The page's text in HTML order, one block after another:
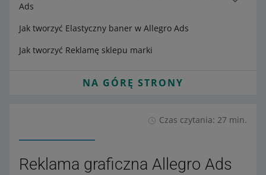
Ads
Jak tworzyć Elastyczny baner w Allegro Ads
Jak tworzyć Reklamę sklepu marki
NA GÓRĘ STRONY
Czas czytania: 27 min.
Reklama graficzna Allegro Ads